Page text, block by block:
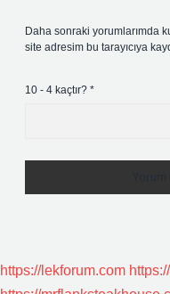
Daha sonraki yorumlarımda
site adresim bu tarayıcıya
10 - 4 kaçtır? *
https://lekforum.com